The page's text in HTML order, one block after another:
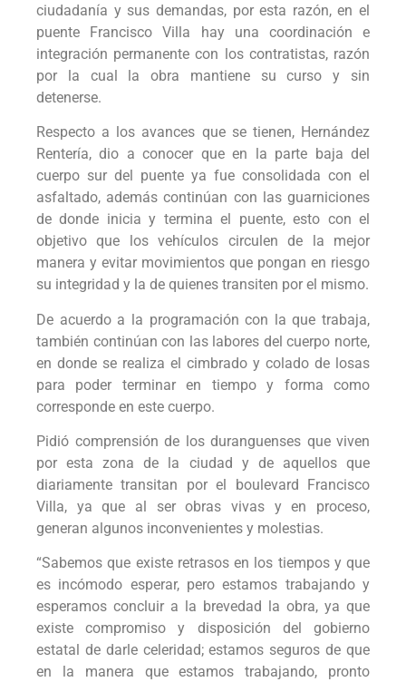
ciudadanía y sus demandas, por esta razón, en el
puente Francisco Villa hay una coordinación e
integración permanente con los contratistas, razón
por la cual la obra mantiene su curso y sin
detenerse.
Respecto a los avances que se tienen, Hernández
Rentería, dio a conocer que en la parte baja del
cuerpo sur del puente ya fue consolidada con el
asfaltado, además continúan con las guarniciones
de donde inicia y termina el puente, esto con el
objetivo que los vehículos circulen de la mejor
manera y evitar movimientos que pongan en riesgo
su integridad y la de quienes transiten por el mismo.
De acuerdo a la programación con la que trabaja,
también continúan con las labores del cuerpo norte,
en donde se realiza el cimbrado y colado de losas
para poder terminar en tiempo y forma como
corresponde en este cuerpo.
Pidió comprensión de los duranguenses que viven
por esta zona de la ciudad y de aquellos que
diariamente transitan por el boulevard Francisco
Villa, ya que al ser obras vivas y en proceso,
generan algunos inconvenientes y molestias.
“Sabemos que existe retrasos en los tiempos y que
es incómodo esperar, pero estamos trabajando y
esperamos concluir a la brevedad la obra, ya que
existe compromiso y disposición del gobierno
estatal de darle celeridad; estamos seguros de que
en la manera que estamos trabajando, pronto